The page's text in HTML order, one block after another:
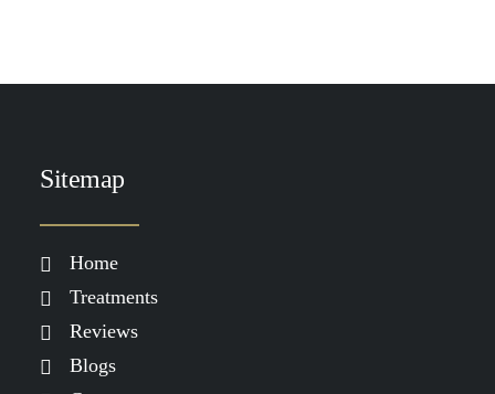
Sitemap
Home
Treatments
Reviews
Blogs